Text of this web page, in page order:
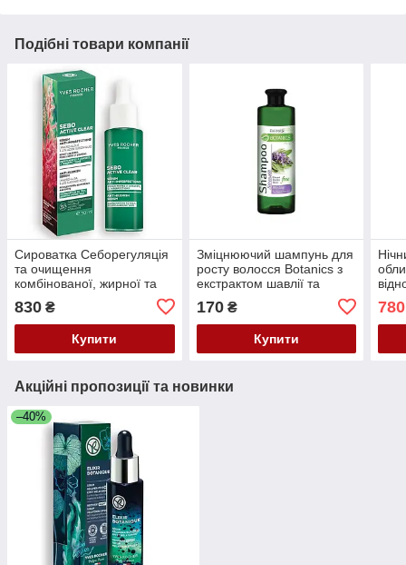
Подібні товари компанії
Сироватка Себорегуляція
та очищення
комбінованої, жирної та
проблемної шкіри. Sebo
Active Clear, Ів Роше Yves
Rocher, 30 мл
830 ₴
Купити
Зміцнюючий шампунь для
росту волосся Botanics з
екстрактом шавлії та
пантенолом, Farmasi 500
мл
170₴
Купити
мл
780
Акційні пропозиції та новинки
–40%